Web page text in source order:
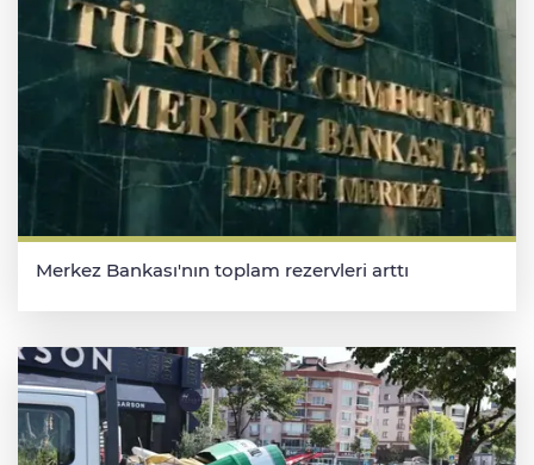
Merkez Bankası'nın toplam rezervleri arttı